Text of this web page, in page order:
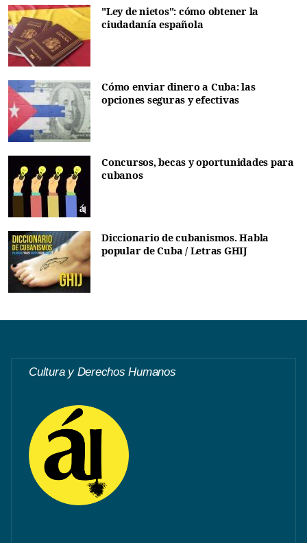
"Ley de nietos": cómo obtener la
ciudadanía española
Cómo enviar dinero a Cuba: las
opciones seguras y efectivas
Concursos, becas y oportunidades para
cubanos
Diccionario de cubanismos. Habla
popular de Cuba / Letras GHIJ
Cultura y Derechos Humanos